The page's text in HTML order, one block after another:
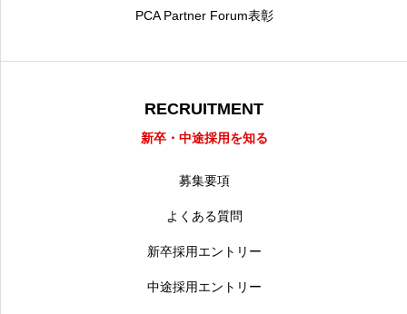
PCA Partner Forum表彰
RECRUITMENT
新卒・中途採用を知る
募集要項
よくある質問
新卒採用エントリー
中途採用エントリー